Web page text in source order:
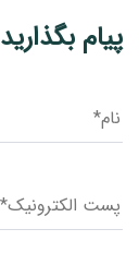
پیام بگذارید